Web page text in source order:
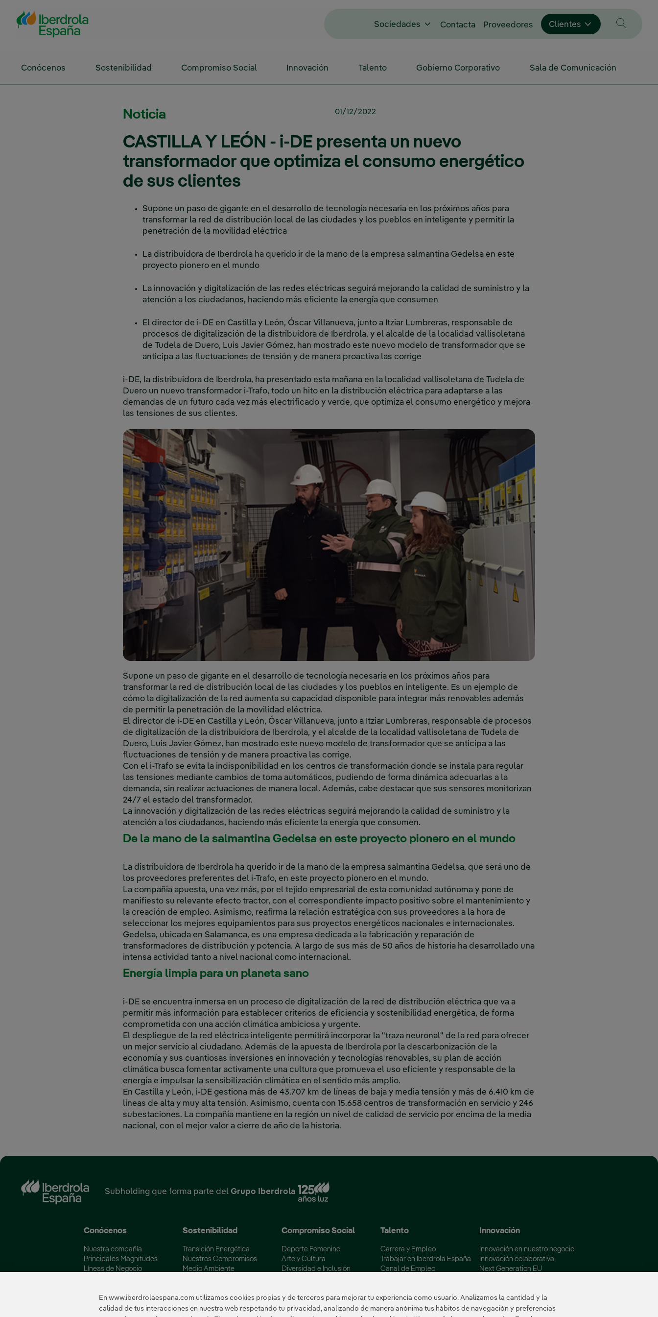
Saltar al contenido principal
Sociedades Contacta ProveedoresEnlace externo, se abre en
Clientes
Conócenos Sostenibilidad Compromiso Social Innovación Talento Gobierno Corporativo Sala de Comunicación
Noticia 01/12/2022
CASTILLA Y LEÓN - i-DE presenta un nuevo
transformador que optimiza el consumo energético
de sus clientes
Supone un paso de gigante en el desarrollo de tecnología necesaria en los próximos años para
transformar la red de distribución local de las ciudades y los pueblos en inteligente y permitir la
penetración de la movilidad eléctrica
La distribuidora de Iberdrola ha querido ir de la mano de la empresa salmantina Gedelsa en este
proyecto pionero en el mundo
La innovación y digitalización de las redes eléctricas seguirá mejorando la calidad de suministro y la
atención a los ciudadanos, haciendo más eficiente la energía que consumen
El director de i-DE en Castilla y León, Óscar Villanueva, junto a Itziar Lumbreras, responsable de
procesos de digitalización de la distribuidora de Iberdrola, y el alcalde de la localidad vallisoletana
de Tudela de Duero, Luis Javier Gómez, han mostrado este nuevo modelo de transformador que se
anticipa a las fluctuaciones de tensión y de manera proactiva las corrige
i-DE, la distribuidora de Iberdrola, ha presentado esta mañana en la localidad vallisoletana de Tudela de
Duero un nuevo transformador i-Trafo, todo un hito en la distribución eléctrica para adaptarse a las
demandas de un futuro cada vez más electrificado y verde, que optimiza el consumo energético y mejora
las tensiones de sus clientes.
Supone un paso de gigante en el desarrollo de tecnología necesaria en los próximos años para
transformar la red de distribución local de las ciudades y los pueblos en inteligente. Es un ejemplo de
cómo la digitalización de la red aumenta su capacidad disponible para integrar más renovables además
de permitir la penetración de la movilidad eléctrica.
El director de i-DE en Castilla y León, Óscar Villanueva, junto a Itziar Lumbreras, responsable de procesos
de digitalización de la distribuidora de Iberdrola, y el alcalde de la localidad vallisoletana de Tudela de
Duero, Luis Javier Gómez, han mostrado este nuevo modelo de transformador que se anticipa a las
fluctuaciones de tensión y de manera proactiva las corrige.
Con el i-Trafo se evita la indisponibilidad en los centros de transformación donde se instala para regular
las tensiones mediante cambios de toma automáticos, pudiendo de forma dinámica adecuarlas a la
demanda, sin realizar actuaciones de manera local. Además, cabe destacar que sus sensores monitorizan
24/7 el estado del transformador.
La innovación y digitalización de las redes eléctricas seguirá mejorando la calidad de suministro y la
atención a los ciudadanos, haciendo más eficiente la energía que consumen.
De la mano de la salmantina Gedelsa en este proyecto pionero en el mundo
La distribuidora de Iberdrola ha querido ir de la mano de la empresa salmantina Gedelsa, que será uno de
los proveedores preferentes del i-Trafo, en este proyecto pionero en el mundo.
La compañía apuesta, una vez más, por el tejido empresarial de esta comunidad autónoma y pone de
manifiesto su relevante efecto tractor, con el correspondiente impacto positivo sobre el mantenimiento y
la creación de empleo. Asimismo, reafirma la relación estratégica con sus proveedores a la hora de
seleccionar los mejores equipamientos para sus proyectos energéticos nacionales e internacionales.
Gedelsa, ubicada en Salamanca, es una empresa dedicada a la fabricación y reparación de
transformadores de distribución y potencia. A largo de sus más de 50 años de historia ha desarrollado una
intensa actividad tanto a nivel nacional como internacional.
Energía limpia para un planeta sano
i-DE se encuentra inmersa en un proceso de digitalización de la red de distribución eléctrica que va a
permitir más información para establecer criterios de eficiencia y sostenibilidad energética, de forma
comprometida con una acción climática ambiciosa y urgente.
El despliegue de la red eléctrica inteligente permitirá incorporar la "traza neuronal" de la red para ofrecer
un mejor servicio al ciudadano. Además de la apuesta de Iberdrola por la descarbonización de la
economía y sus cuantiosas inversiones en innovación y tecnologías renovables, su plan de acción
climática busca fomentar activamente una cultura que promueva el uso eficiente y responsable de la
energía e impulsar la sensibilización climática en el sentido más amplio.
En Castilla y León, i-DE gestiona más de 43.707 km de líneas de baja y media tensión y más de 6.410 km de
líneas de alta y muy alta tensión. Asimismo, cuenta con 15.658 centros de transformación en servicio y 246
subestaciones. La compañía mantiene en la región un nivel de calidad de servicio por encima de la media
nacional, con el mejor valor a cierre de año de la historia.
Subholding que forma parte del Grupo Iberdrola Enlace externo, se abre en ventana nueva.
Conócenos
Nuestra compañía
Principales Magnitudes
Líneas de Negocio
Sostenibilidad
Transición Energética
Nuestros Compromisos
Medio Ambiente
Compromiso Social
Deporte Femenino
Arte y Cultura
Diversidad e Inclusión
Talento
Carrera y Empleo
Trabajar en Iberdrola España
Canal de Empleo
Innovación
Innovación en nuestro negocio
Innovación colaborativa
Next Generation EU
En www.iberdrolaespana.com utilizamos cookies propias y de terceros para mejorar tu experiencia como usuario. Analizamos la cantidad y la
calidad de tus interacciones en nuestra web respetando tu privacidad, analizando de manera anónima tus hábitos de navegación y preferencias